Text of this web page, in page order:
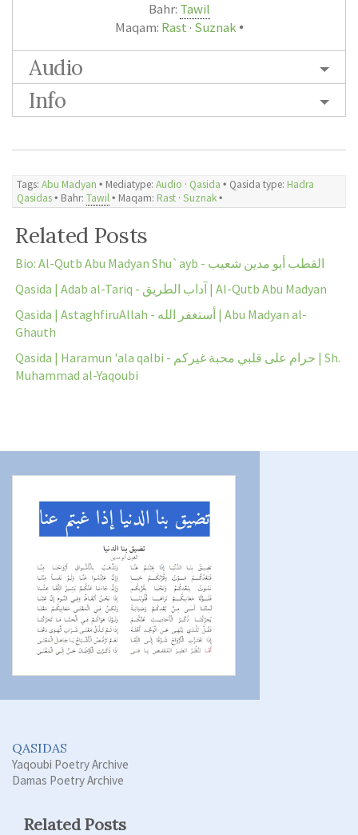
Bahr: Tawil
Maqam: Rast · Suznak🞄
Audio
Info
Tags: Abu Madyan 🞄 Mediatype: Audio · Qasida 🞄 Qasida type: Hadra
Qasidas🞄 Bahr: Tawil🞄 Maqam: Rast · Suznak🞄
Related Posts
Bio: Al-Qutb Abu Madyan Shu`ayb - القطب أبو مدين شعيب
Qasida | Adab al-Tariq - آداب الطريق | Al-Qutb Abu Madyan
Qasida | AstaghfiruAllah - أستغفر الله | Abu Madyan al-
Ghauth
Qasida | Haramun 'ala qalbi - حرام على قلبي محبة غيركم | Sh.
Muhammad al-Yaqoubi
QASIDAS
Yaqoubi Poetry Archive
Damas Poetry Archive
Related Posts